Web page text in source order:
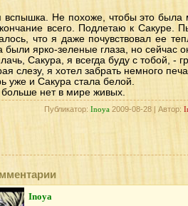
вспышка. Не похоже, чтобы это была
всего. Подлетаю к Сакуре.
что я даже почувствовал ее
были ярко-зеленые глаза, но сейчас
Сакура, я всегда буду с тобой, -
слезу, я хотел забрать немного
уже и Сакура стала белой.
нет в мире живых.
Публикатор: Inoya2009-08-28 | Автор:
Inoya